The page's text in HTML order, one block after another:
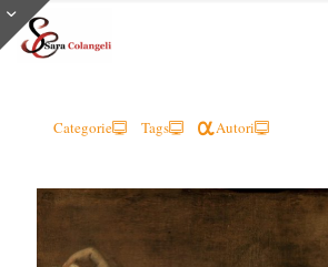
Categorie Tags Autori